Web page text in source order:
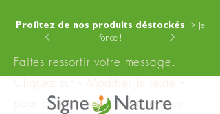
Profitez de nos produits déstockés
> Je
fonce !
Faites ressortir votre message.
Cliquez sur « Modifier le texte »
pour ajouter votre contenu à ce